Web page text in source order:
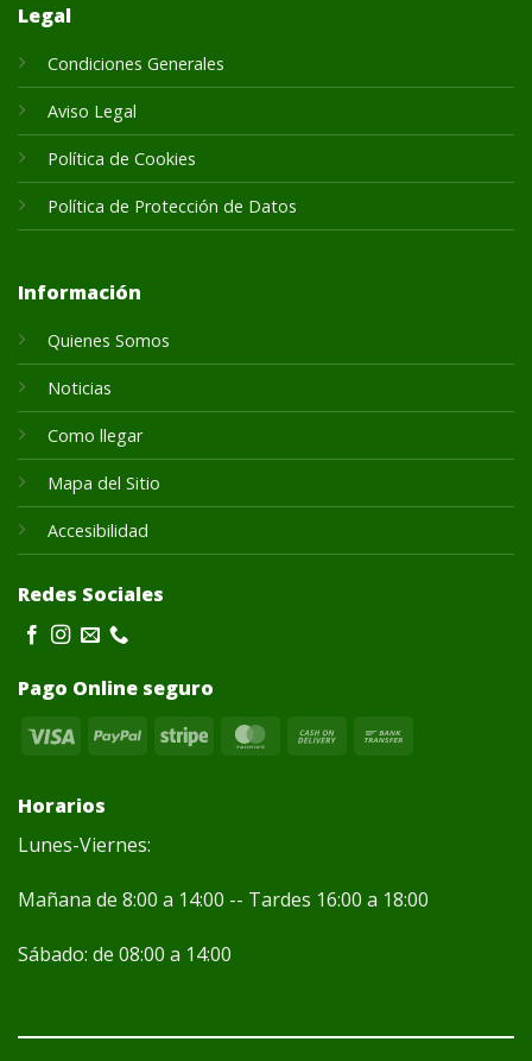
Legal
Condiciones Generales
Aviso Legal
Política de Cookies
Política de Protección de Datos
Información
Quienes Somos
Noticias
Como llegar
Mapa del Sitio
Accesibilidad
Redes Sociales
Pago Online seguro
Visa
PayPal Stripe MasterCard
Cash
Horarios
Lunes-Viernes:
Mañana de 8:00 a 14:00 -- Tardes 16:00 a 18:00
Sábado: de 08:00 a 14:00